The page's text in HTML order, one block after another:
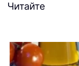
Читайте